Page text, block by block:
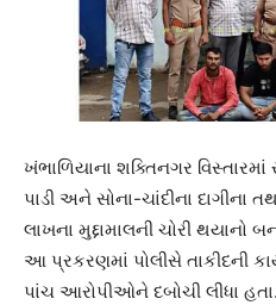
ખંભાળિયાના શક્તિનગર
પાડી અને સોના-ચાંદીના દાગીના
લાખના મુદ્દામાલની ચોરી થયાનો
આ પ્રકરણમાં પોલીસે તાકીદની
પાંચ આરોપીઓને દબોચી લીધા